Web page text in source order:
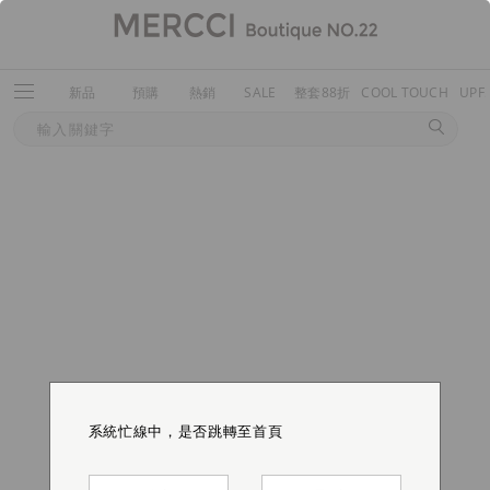
新品 預購 熱銷 SALE 整套88折 COOL TOUCH
系統忙線中，是否跳轉至首頁
系統忙線中，是否跳轉至首頁
系統忙線中，是否跳轉至首頁
系統忙線中，是否跳轉至首頁
系統忙線中，是否跳轉至首頁